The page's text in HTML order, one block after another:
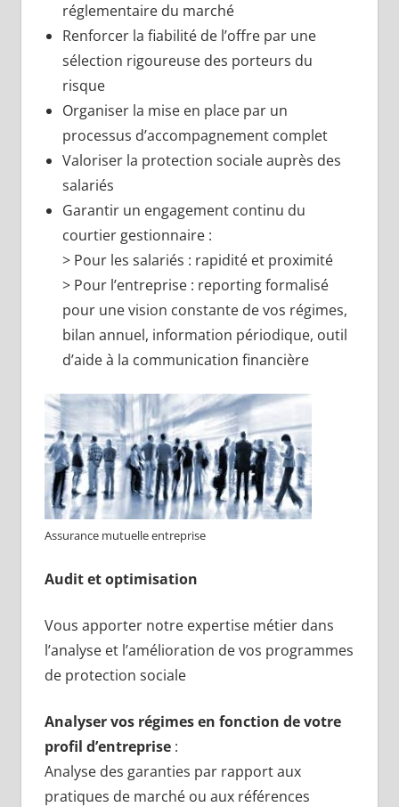
réglementaire du marché
Renforcer la fiabilité de l’offre par une
sélection rigoureuse des porteurs du
risque
Organiser la mise en place par un
processus d’accompagnement complet
Valoriser la protection sociale auprès des
salariés
Garantir un engagement continu du
courtier gestionnaire :
> Pour les salariés : rapidité et proximité
> Pour l’entreprise : reporting formalisé
pour une vision constante de vos régimes,
bilan annuel, information périodique, outil
d’aide à la communication financière
Assurance mutuelle entreprise
Audit et optimisation
Vous apporter notre expertise métier dans
l’analyse et l’amélioration de vos programmes
de protection sociale
Analyser vos régimes en fonction de votre
profil d’entreprise:
Analyse des garanties par rapport aux
pratiques de marché ou aux références